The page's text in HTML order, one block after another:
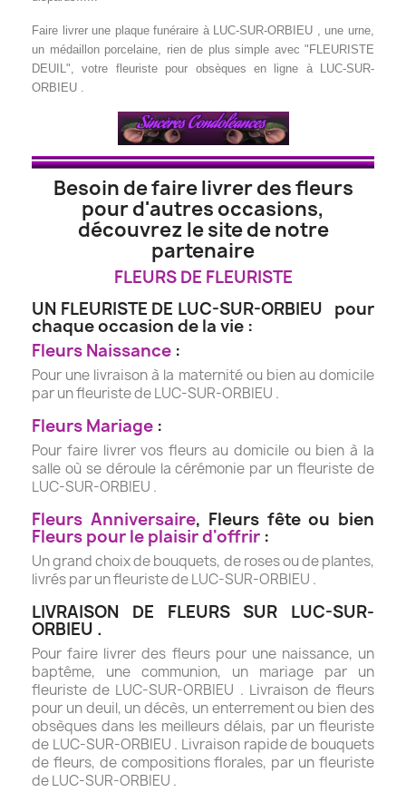
Faire livrer une plaque funéraire à LUC-SUR-ORBIEU , une urne,
un médaillon porcelaine, rien de plus simple avec "FLEURISTE
DEUIL", votre fleuriste pour obsèques en ligne à LUC-SUR-
ORBIEU .
Besoin de faire livrer des fleurs
pour d'autres occasions,
découvrez le site de notre
partenaire
FLEURS DE FLEURISTE
UN FLEURISTE DE LUC-SUR-ORBIEU pour
chaque occasion de la vie :
Fleurs Naissance :
Pour une livraison à la maternité ou bien au domicile
par un fleuriste de LUC-SUR-ORBIEU .
Fleurs Mariage :
Pour faire livrer vos fleurs au domicile ou bien à la
salle où se déroule la cérémonie par un fleuriste de
LUC-SUR-ORBIEU .
Fleurs Anniversaire, Fleurs fête ou bien
Fleurs pour le plaisir d'offrir :
Un grand choix de bouquets, de roses ou de plantes,
livrés par un fleuriste de LUC-SUR-ORBIEU .
LIVRAISON DE FLEURS SUR LUC-SUR-
ORBIEU .
Pour faire livrer des fleurs pour une naissance, un
baptême, une communion, un mariage par un
fleuriste de LUC-SUR-ORBIEU . Livraison de fleurs
pour un deuil, un décès, un enterrement ou bien des
obsèques dans les meilleurs délais, par un fleuriste
de LUC-SUR-ORBIEU . Livraison rapide de bouquets
de fleurs, de compositions florales, par un fleuriste
de LUC-SUR-ORBIEU .